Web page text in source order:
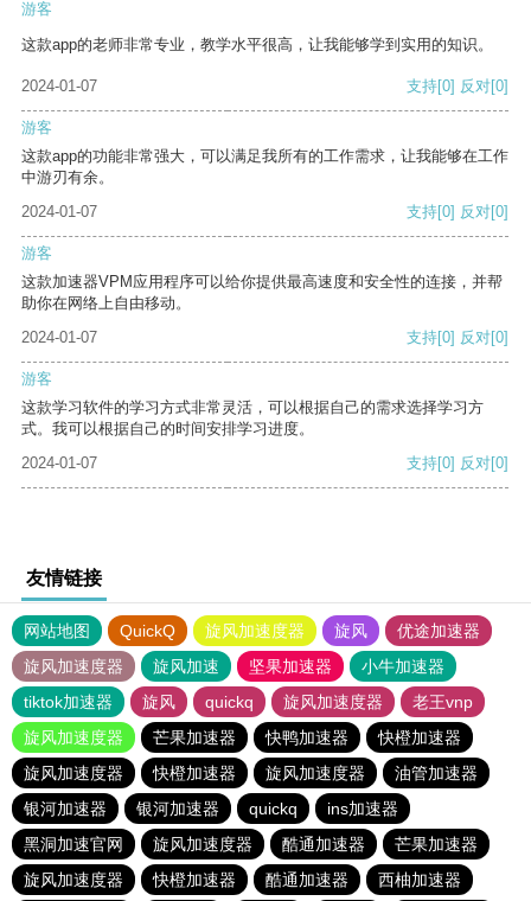
游客
这款app的老师非常专业，教学水平很高，让我能够学到实用的知识。
2024-01-07 支持[0] 反对[0]
游客
这款app的功能非常强大，可以满足我所有的工作需求，让我能够在工作
中游刃有余。
2024-01-07
支持[0] 反对[0]
游客
这款加速器VPM应用程序可以给你提供最高速度和安全性的连接，并帮
助你在网络上自由移动。
2024-01-07
支持[0] 反对[0]
游客
这款学习软件的学习方式非常灵活，可以根据自己的需求选择学习方
式。我可以根据自己的时间安排学习进度。
2024-01-07
支持[0] 反对[0]
友情链接
网站地图 QuickQ 旋风加速度器 旋风
优途加速器
旋风加速度器
旋风加速 坚果加速器
小牛加速器
tiktok加速器
旋风 quickq 旋风加速度器
老王vnp
旋风加速度器
芒果加速器 快鸭加速器
快橙加速器
旋风加速度器
快橙加速器 旋风加速度器
油管加速器
银河加速器
银河加速器 quickq
ins加速器
黑洞加速官网
旋风加速度器 酷通加速器
芒果加速器
旋风加速度器
快橙加速器 酷通加速器 西柚加速器